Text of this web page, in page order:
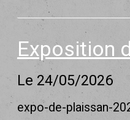
Exposition
Le 24/05/2026
expo-de-plaissan-